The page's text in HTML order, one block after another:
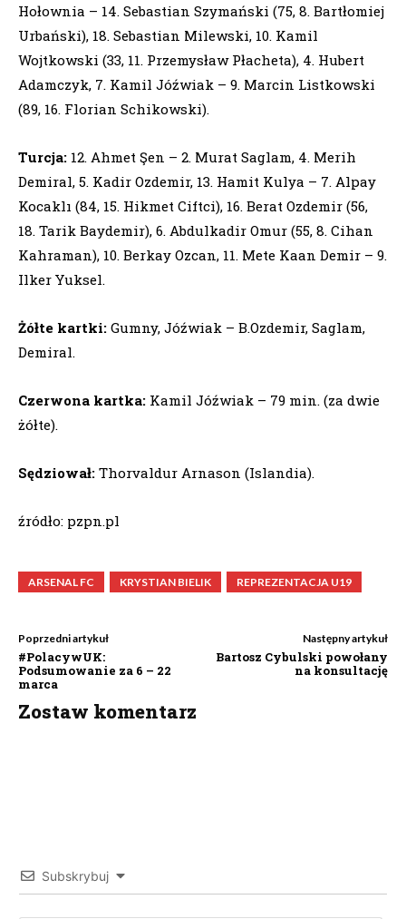
Hołownia – 14. Sebastian Szymański (75, 8. Bartłomiej
Urbański), 18. Sebastian Milewski, 10. Kamil
Wojtkowski (33, 11. Przemysław Płacheta), 4. Hubert
Adamczyk, 7. Kamil Jóźwiak – 9. Marcin Listkowski
(89, 16. Florian Schikowski).
Turcja: 12. Ahmet Şen – 2. Murat Saglam, 4. Merih
Demiral, 5. Kadir Ozdemir, 13. Hamit Kulya – 7. Alpay
Kocaklı (84, 15. Hikmet Ciftci), 16. Berat Ozdemir (56,
18. Tarik Baydemir), 6. Abdulkadir Omur (55, 8. Cihan
Kahraman), 10. Berkay Ozcan, 11. Mete Kaan Demir – 9.
Ilker Yuksel.
Żółte kartki: Gumny, Jóźwiak – B.Ozdemir, Saglam,
Demiral.
Czerwona kartka: Kamil Jóźwiak – 79 min. (za dwie
żółte).
Sędziował: Thorvaldur Arnason (Islandia).
źródło: pzpn.pl
ARSENAL FC KRYSTIAN BIELIK REPREZENTACJA U19
Poprzedni artykuł
#PolacywUK:
Podsumowanie za 6 – 22
marca
Następny artykuł
Bartosz Cybulski powołany
na konsultację
Zostaw komentarz
Subskrybuj